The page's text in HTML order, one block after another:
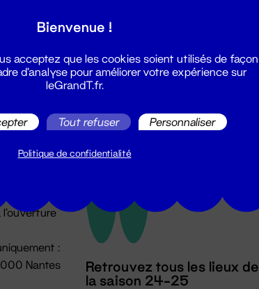
du Grand T :
l'ouverture
:
Nantes
Retrouvez tous les lieux de
la saison 24-25
Bienvenue !
acceptez que les cookies soient utilisés de façon
d'analyse pour améliorer votre expérience sur
leGrandT.fr.
Tout refuser Personnaliser
Politique de confidentialité